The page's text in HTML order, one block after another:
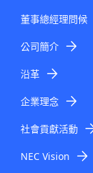
董事總經理問候
公司簡介
沿革
企業理念
社會貢獻活動
NEC Vision